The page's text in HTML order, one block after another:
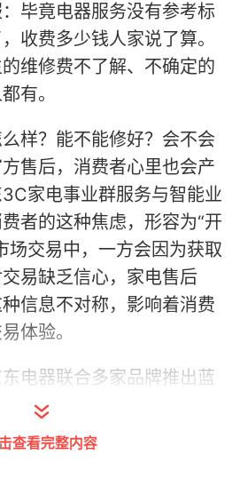
毕竟电器服务没有参考标
收费多少钱人家说了算。
维修费不了解、不确定的
有。
样？能不能修好？会不会
售后，消费者心里也会产
家电事业群服务与智能业
者的这种焦虑，形容为“开
场交易中，一方会因为获取
易缺乏信心，家电售后
信息不对称，影响着消费
体验。
电器联合多家品牌推出蓝
账单”，让消费者提前在线
，尝试消除信息不对称，
查看完整内容